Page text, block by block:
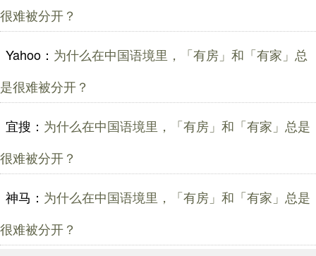
很难被分开？
Yahoo： 为什么在中国语境里，「有房」和「有家」总
是很难被分开？
宜搜： 为什么在中国语境里，「有房」和「有家」总是
很难被分开？
神马： 为什么在中国语境里，「有房」和「有家」总是
很难被分开？